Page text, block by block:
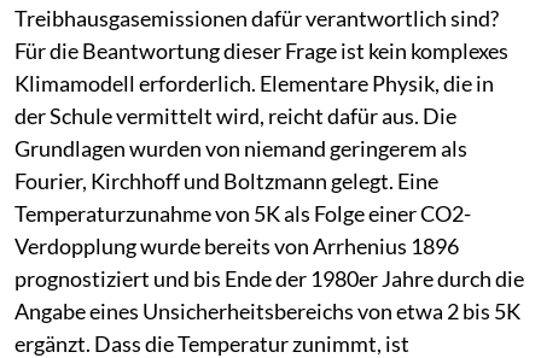
Treibhausgasemissionen dafür verantwortlich sind?
Für die Beantwortung dieser Frage ist kein komplexes
Klimamodell erforderlich. Elementare Physik, die in
der Schule vermittelt wird, reicht dafür aus. Die
Grundlagen wurden von niemand geringerem als
Fourier, Kirchhoff und Boltzmann gelegt. Eine
Temperaturzunahme von 5K als Folge einer CO2-
Verdopplung wurde bereits von Arrhenius 1896
prognostiziert und bis Ende der 1980er Jahre durch die
Angabe eines Unsicherheitsbereichs von etwa 2 bis 5K
ergänzt. Dass die Temperatur zunimmt, ist